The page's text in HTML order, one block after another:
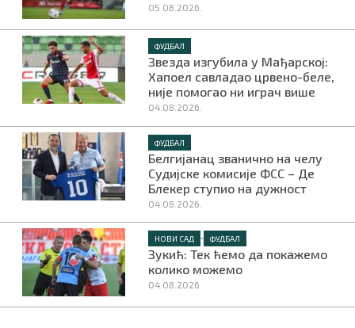
05.08.2026.
ФУДБАЛ
Звезда изгубила у Мађарској:
Хапоел савладао црвено-беле,
није помогао ни играч више
04.08.2026.
ФУДБАЛ
Белгијанац званично на челу
Судијске комисије ФСС – Де
Блекер ступио на дужност
04.08.2026.
НОВИ САД • ФУДБАЛ
Зукић: Тек ћемо да покажемо
колико можемо
04.08.2026.